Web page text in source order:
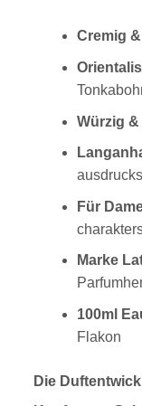
Cremig
Würzig &
Für
Marke
100ml
Flakon
Die